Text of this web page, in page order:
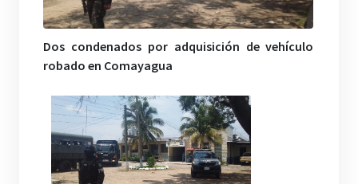
Dos condenados por adquisición de vehículo
robado en Comayagua